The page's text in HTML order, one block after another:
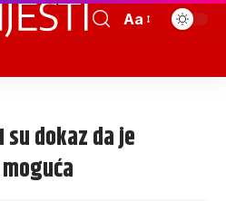
Aa
su dokaz da je